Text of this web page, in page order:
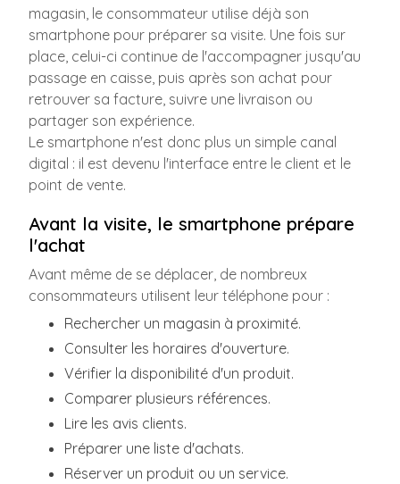
magasin, le consommateur utilise déjà son
smartphone pour préparer sa visite. Une fois sur
place, celui-ci continue de l'accompagner jusqu'au
passage en caisse, puis après son achat pour
retrouver sa facture, suivre une livraison ou
partager son expérience.
Le smartphone n'est donc plus un simple canal
digital : il est devenu l'interface entre le client et le
point de vente.
Avant la visite, le smartphone prépare
l'achat
Avant même de se déplacer, de nombreux
consommateurs utilisent leur téléphone pour :
Rechercher un magasin à proximité.
Consulter les horaires d'ouverture.
Vérifier la disponibilité d'un produit.
Comparer plusieurs références.
Lire les avis clients.
Préparer une liste d'achats.
Réserver un produit ou un service.